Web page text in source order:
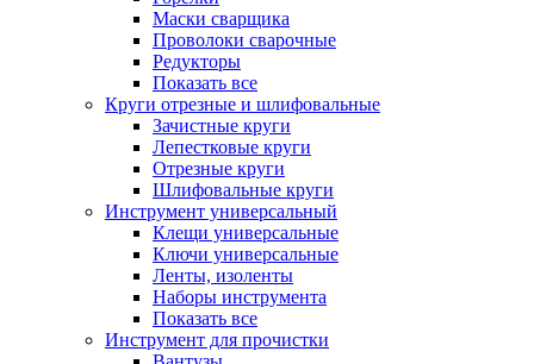
Маски сварщика
Проволоки сварочные
Редукторы
Показать все
Круги отрезные и шлифовальные
Зачистные круги
Лепестковые круги
Отрезные круги
Шлифовальные круги
Инструмент универсальный
Клещи универсальные
Ключи универсальные
Ленты, изоленты
Наборы инструмента
Показать все
Инструмент для прочистки